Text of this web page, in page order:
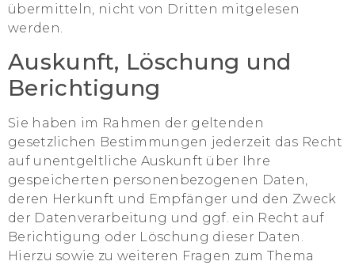
übermitteln, nicht von Dritten mitgelesen
werden.
Auskunft, Löschung und
Berichtigung
Sie haben im Rahmen der geltenden
gesetzlichen Bestimmungen jederzeit das Recht
auf unentgeltliche Auskunft über Ihre
gespeicherten personenbezogenen Daten,
deren Herkunft und Empfänger und den Zweck
der Datenverarbeitung und ggf. ein Recht auf
Berichtigung oder Löschung dieser Daten.
Hierzu sowie zu weiteren Fragen zum Thema